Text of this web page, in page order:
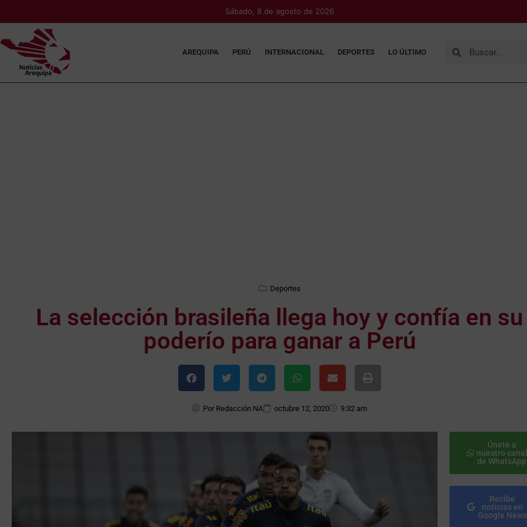
Sábado, 8 de agosto de 2026
AREQUIPA PERÚ INTERNACIONAL DEPORTES LO ÚLTIMO
Deportes
La selección brasileña llega hoy y confía en su
poderío para ganar a Perú
Por Redacción NA octubre 12, 2020 9:32 am
Únete a
nuestro canal
de WhatsApp
Recibe
noticias en
Google News